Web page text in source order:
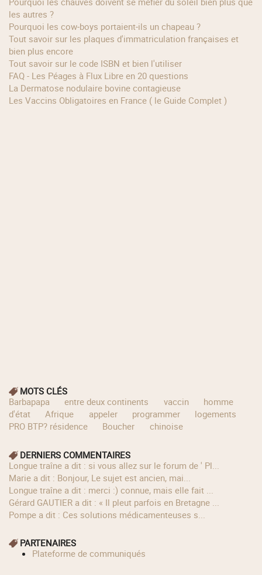
les autres ?
Pourquoi les cow‑boys portaient‑ils un chapeau ?
Tout savoir sur les plaques d'immatriculation françaises et
bien plus encore
Tout savoir sur le code ISBN et bien l'utiliser
FAQ - Les Péages à Flux Libre en 20 questions
La Dermatose nodulaire bovine contagieuse
Les Vaccins Obligatoires en France ( le Guide Complet )
MOTS CLÉS
Barbapapa
entre deux continents vaccin
homme
d'état
Afrique appeler programmer
logements
PRO BTP? résidence
Boucher chinoise
DERNIERS COMMENTAIRES
longue traîne a dit : si vous allez sur le forum de ' Pl...
Marie a dit : Bonjour, Le sujet est ancien, mai...
longue traîne a dit : merci :) connue, mais elle fait ...
Gérard GAUTIER a dit : « Il pleut parfois en Bretagne ...
Pompe a dit : Ces solutions médicamenteuses s...
PARTENAIRES
Plateforme de communiqués